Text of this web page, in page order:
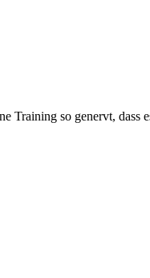
Training so genervt, dass